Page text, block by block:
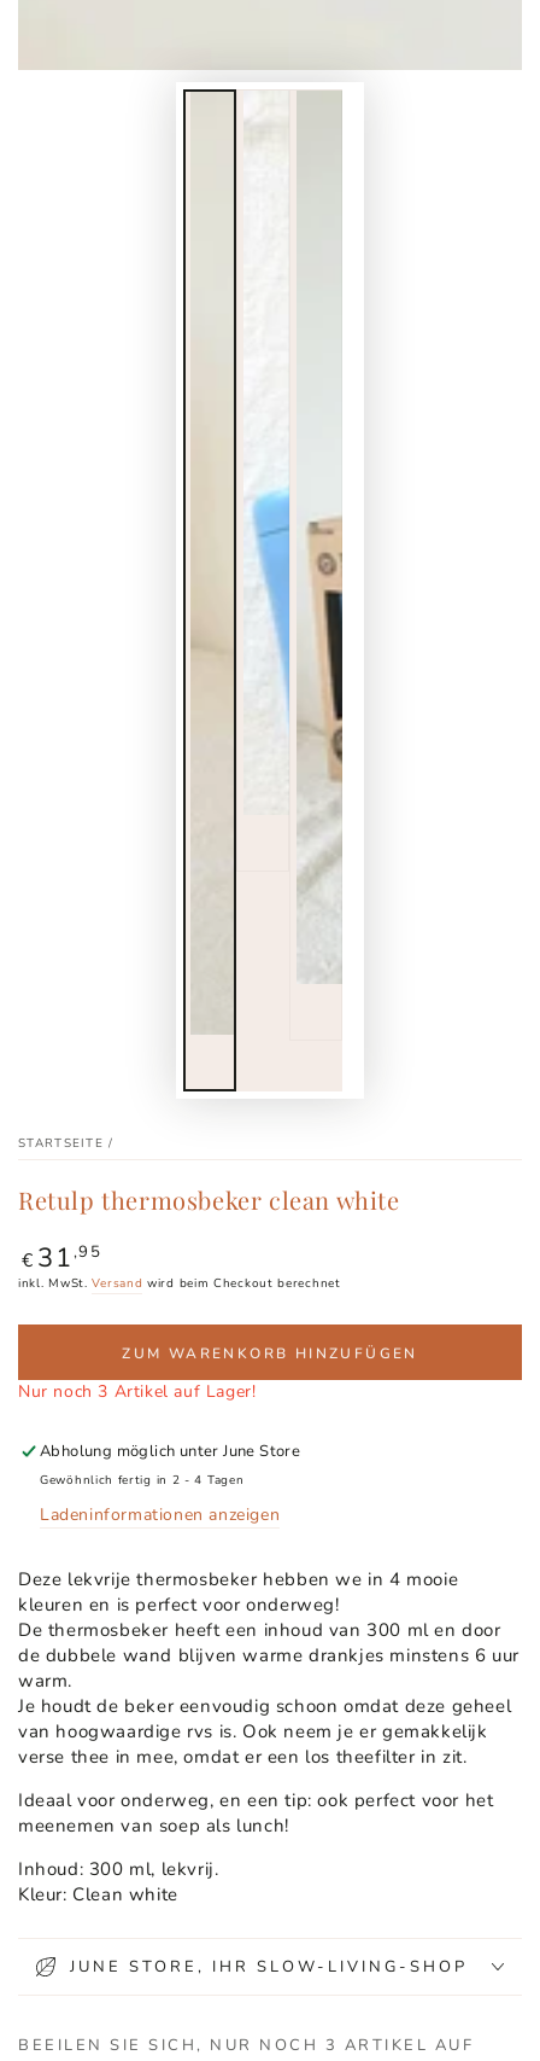
STARTSEITE /
Retulp thermosbeker clean white
Regulärer
Preis
€ 31 ,95
inkl. MwSt.Versand wird beim Checkout berechnet
ZUM WARENKORB HINZUFÜGEN
Nur noch 3 Artikel auf Lager!
Abholung möglich unterJune Store
Gewöhnlich fertig in 2 - 4 Tagen
Ladeninformationen anzeigen
Deze lekvrije thermosbeker hebben we in 4 mooie
kleuren en is perfect voor onderweg!
De thermosbeker heeft een inhoud van 300 ml en door
de dubbele wand blijven warme drankjes minstens 6 uur
warm.
Je houdt de beker eenvoudig schoon omdat deze geheel
van hoogwaardige rvs is. Ook neem je er gemakkelijk
verse thee in mee, omdat er een los theefilter in zit.
Ideaal voor onderweg, en een tip: ook perfect voor het
meenemen van soep als lunch!
Inhoud: 300 ml, lekvrij.
Kleur: Clean white
JUNE STORE, IHR SLOW-LIVING-SHOP
BEEILEN SIE SICH, NUR NOCH 3 ARTIKEL AUF